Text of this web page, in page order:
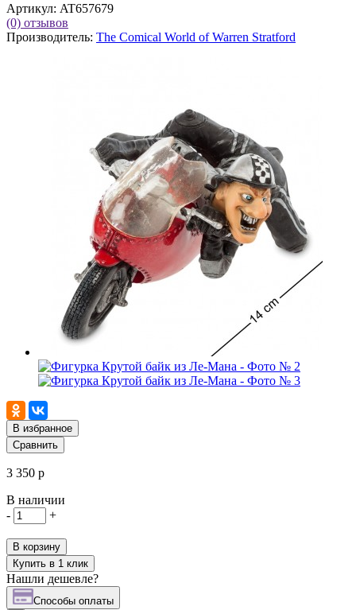
Артикул: AT657679
(0) отзывов
Производитель: The Comical World of Warren Stratford
В избранное
Сравнить
3 350 р
В наличии
-
+
В корзину
Купить в 1 клик
Нашли дешевле?
Cпособы оплаты